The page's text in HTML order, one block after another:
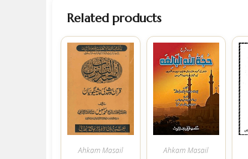
Related products
Ahkam Masail Ahkam Masail